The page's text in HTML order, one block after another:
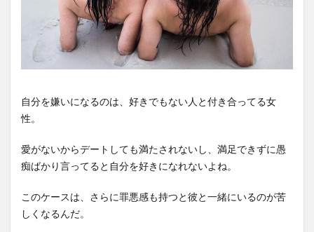
自分を嫌いになるのは、好きでもない人と付き合ってる女
性。
愛がないからデートしても満たされないし、満足できずに愚
痴ばかり言ってると自分を好きになれないよね。
このケースは、さらに罪悪感も持つと彼と一緒にいるのが苦
しくなるんだ。